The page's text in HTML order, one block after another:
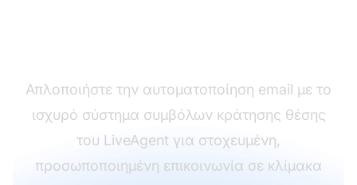
Απλοποιήστε την αυτοματοποίηση email με το
ισχυρό σύστημα συμβόλων κράτησης θέσης
του LiveAgent για στοχευμένη,
προσωποποιημένη επικοινωνία σε κλίμακα